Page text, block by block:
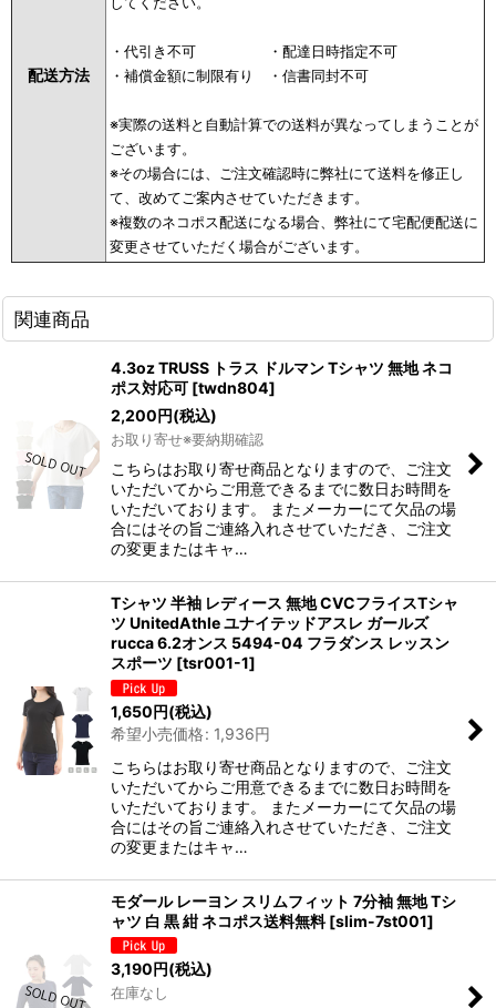
配送方法
・代引き不可 ・配達日時指定不可
・補償金額に制限有り ・信書同封不可
※実際の送料と自動計算での送料が異なってしまうことが
ございます。
※その場合には、ご注文確認時に弊社にて送料を修正し
て、改めてご案内させていただきます。
※複数のネコポス配送になる場合、弊社にて宅配便配送に
変更させていただく場合がございます。
関連商品
4.3oz TRUSS トラス ドルマン Tシャツ 無地 ネコ
ポス対応可 [twdn804]
2,200円(税込)
お取り寄せ※要納期確認
こちらはお取り寄せ商品となりますので、ご注文
いただいてからご用意できるまでに数日お時間を
いただいております。 またメーカーにて欠品の場
合にはその旨ご連絡入れさせていただき、ご注文
の変更またはキャ…
Tシャツ 半袖 レディース 無地 CVCフライスTシャ
ツ UnitedAthle ユナイテッドアスレ ガールズ
rucca 6.2オンス 5494-04 フラダンス レッスン
スポーツ [tsr001-1]
1,650円(税込)
希望小売価格: 1,936円
こちらはお取り寄せ商品となりますので、ご注文
いただいてからご用意できるまでに数日お時間を
いただいております。 またメーカーにて欠品の場
合にはその旨ご連絡入れさせていただき、ご注文
の変更またはキャ…
モダール レーヨン スリムフィット 7分袖 無地 Tシ
ャツ 白 黒 紺 ネコポス送料無料 [slim-7st001]
3,190円(税込)
在庫なし